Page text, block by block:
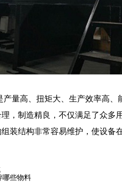
量高、扭矩大、生产效率高、
，制造精良，不仅满足了众
装结构非常容易维护，使设备
哪些物料